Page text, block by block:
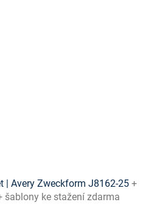
| Avery Zweckform J8162-25 +
šablony ke stažení zdarma